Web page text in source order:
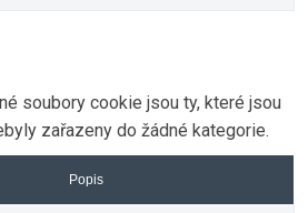
soubory cookie jsou ty, které jsou
zařazeny do žádné kategorie.
Popis